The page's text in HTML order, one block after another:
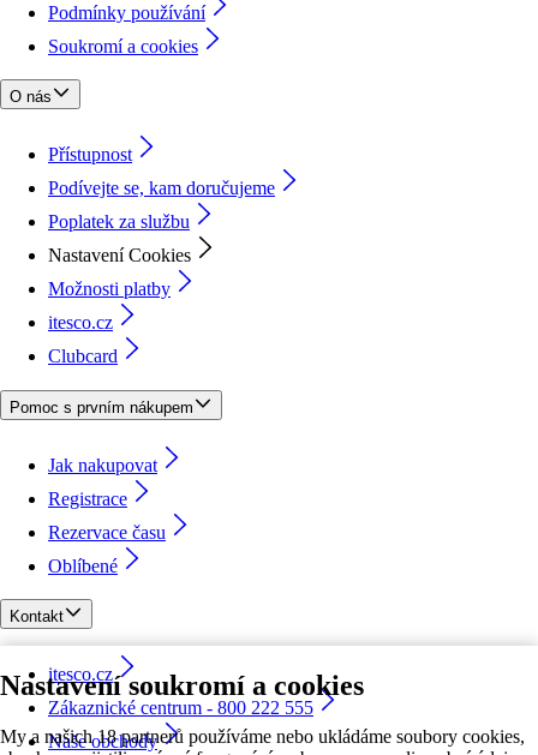
Nastavení soukromí a cookies
My a našich 18 partnerů používáme nebo ukládáme soubory cookies,
Podmínky používání
Soukromí a cookies
O nás
Přístupnost
Podívejte se, kam doručujeme
Poplatek za službu
Nastavení Cookies
Možnosti platby
itesco.cz
Clubcard
Pomoc s prvním nákupem
Jak nakupovat
Registrace
Rezervace času
Oblíbené
Kontakt
itesco.cz
Zákaznické centrum - 800 222 555
Naše obchody